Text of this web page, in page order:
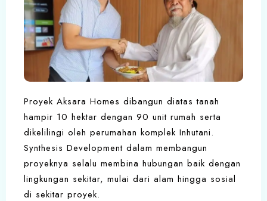
Proyek Aksara Homes dibangun diatas tanah
hampir 10 hektar dengan 90 unit rumah serta
dikelilingi oleh perumahan komplek Inhutani.
Synthesis Development dalam membangun
proyeknya selalu membina hubungan baik dengan
lingkungan sekitar, mulai dari alam hingga sosial
di sekitar proyek.